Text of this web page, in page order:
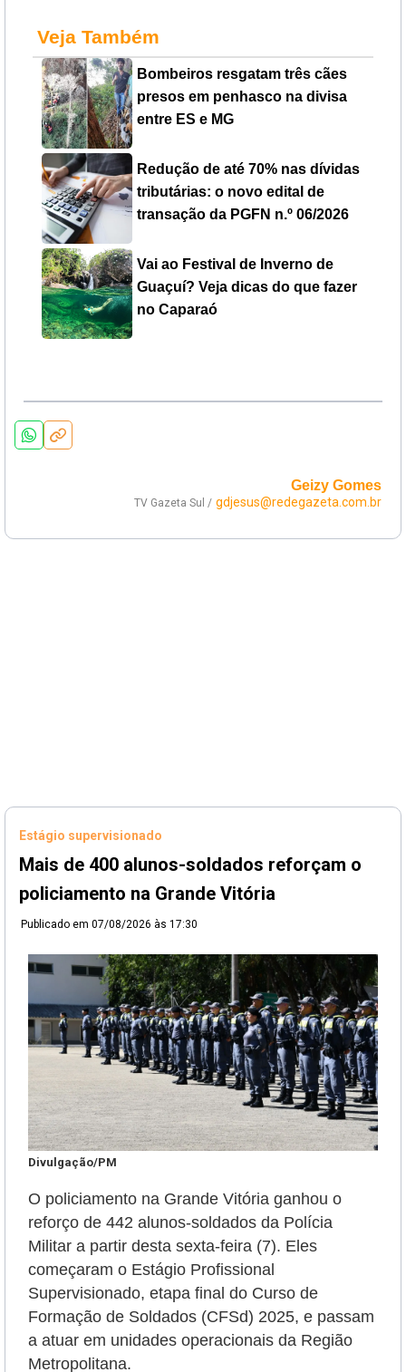
Veja Também
Bombeiros resgatam três cães
presos em penhasco na divisa
entre ES e MG
Redução de até 70% nas dívidas
tributárias: o novo edital de
transação da PGFN n.º 06/2026
Vai ao Festival de Inverno de
Guaçuí? Veja dicas do que fazer
no Caparaó
Geizy Gomes
TV Gazeta Sul / gdjesus@redegazeta.com.br
Estágio supervisionado
Mais de 400 alunos-soldados reforçam o
policiamento na Grande Vitória
Publicado em 07/08/2026 às 17:30
Divulgação/PM
O policiamento na Grande Vitória ganhou o
reforço de 442 alunos-soldados da Polícia
Militar a partir desta sexta-feira (7). Eles
começaram o Estágio Profissional
Supervisionado, etapa final do Curso de
Formação de Soldados (CFSd) 2025, e passam
a atuar em unidades operacionais da Região
Metropolitana.